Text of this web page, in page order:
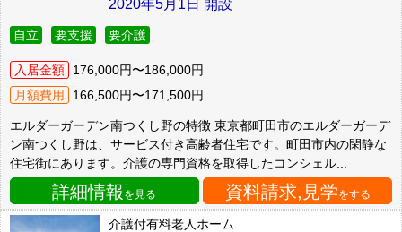
2020年5月1日 開設
自立 要支援 要介護
入居金額
176,000円〜186,000円
月額費用
166,500円〜171,500円
エルダーガーデン南つくし野の特徴 東京都町田市のエルダーガーデ
ン南つくし野は、サービス付き高齢者住宅です。町田市内の閑静な
住宅街にあります。介護の専門資格を取得したコンシェル...
詳細情報 を見る 資料請求,見学をする
介護付有料老人ホーム